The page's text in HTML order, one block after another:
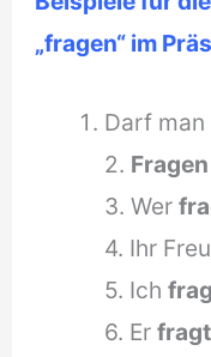
„fragen“ im
Darf
2. Fragen
3. Wer
4. Ihr
5. Ich
6. Er fragt